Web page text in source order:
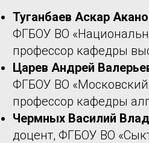
Туганбаев Аскар
ФГБОУ ВО
профессор кафедры
Царев Андрей
ФГБОУ ВО «Московский
профессор кафедры
Чермных Василий
доцент, ФГБОУ ВО